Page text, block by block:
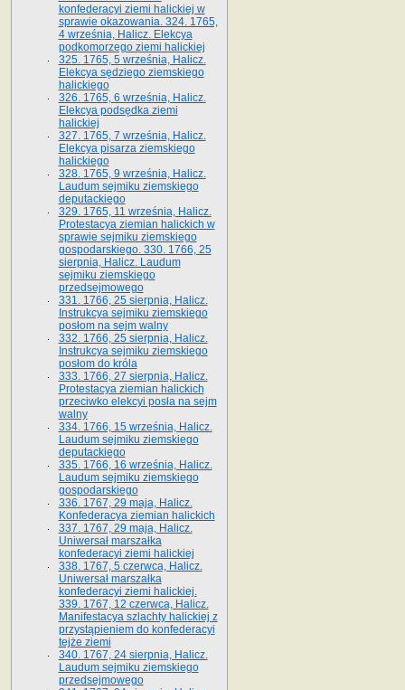
konfederacyi ziemi halickiej w
sprawie okazowania. 324. 1765,
4 września, Halicz. Elekcya
podkomorzego ziemi halickiej
325. 1765, 5 września, Halicz.
Elekcya sędziego ziemskiego
halickiego
326. 1765, 6 września, Halicz.
Elekcya podsędka ziemi
halickiej
327. 1765, 7 września, Halicz.
Elekcya pisarza ziemskiego
halickiego
328. 1765, 9 września, Halicz.
Laudum sejmiku ziemskiego
deputackiego
329. 1765, 11 września, Halicz.
Protestacya ziemian halickich w
sprawie sejmiku ziemskiego
gospodarskiego. 330. 1766, 25
sierpnia, Halicz. Laudum
sejmiku ziemskiego
przedsejmowego
331. 1766, 25 sierpnia, Halicz.
Instrukcya sejmiku ziemskiego
posłom na sejm walny
332. 1766, 25 sierpnia, Halicz.
Instrukcya sejmiku ziemskiego
posłom do króla
333. 1766, 27 sierpnia, Halicz.
Protestacya ziemian halickich
przeciwko elekcyi posła na sejm
walny
334. 1766, 15 września, Halicz.
Laudum sejmiku ziemskiego
deputackiego
335. 1766, 16 września, Halicz.
Laudum sejmiku ziemskiego
gospodarskiego
336. 1767, 29 maja, Halicz.
Konfederacya ziemian halickich
337. 1767, 29 maja, Halicz.
Uniwersał marszałka
konfederacyi ziemi halickiej
338. 1767, 5 czerwca, Halicz.
Uniwersał marszałka
konfederacyi ziemi halickiej.
339. 1767, 12 czerwca, Halicz.
Manifestacya szlachty halickiej z
przystąpieniem do konfederacyi
tejże ziemi
340. 1767, 24 sierpnia, Halicz.
Laudum sejmiku ziemskiego
przedsejmowego